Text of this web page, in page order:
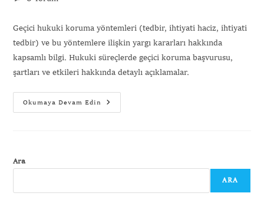
Geçici hukuki koruma yöntemleri (tedbir, ihtiyati haciz, ihtiyati
tedbir) ve bu yöntemlere ilişkin yargı kararları hakkında
kapsamlı bilgi. Hukuki süreçlerde geçici koruma başvurusu,
şartları ve etkileri hakkında detaylı açıklamalar.
Okumaya Devam Edin
Ara
ARA